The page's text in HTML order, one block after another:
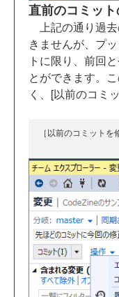
直前のコミット
上記の通り過
きませんが、プ
トに限り、前回
とができます。
く、 [以前のコミ
［以前のコミット